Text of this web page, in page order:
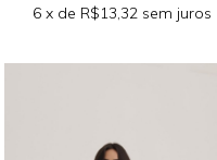
6x de R$13,32sem juros